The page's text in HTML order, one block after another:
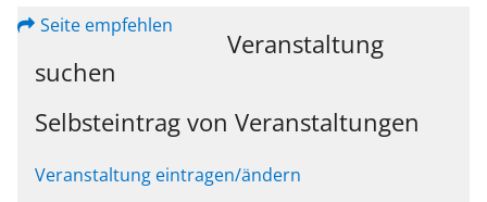
Seite empfehlen
Veranstaltung
suchen
Selbsteintrag von Veranstaltungen
Veranstaltung eintragen/ändern